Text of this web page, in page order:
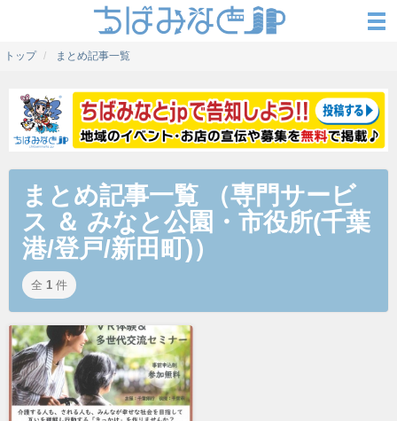
トップ まとめ記事一覧
まとめ記事一覧 （専門サービ
ス ＆ みなと公園・市役所(千葉
港/登戸/新田町)）
全 1 件